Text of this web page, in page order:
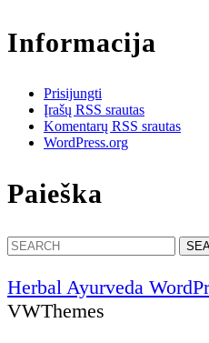
Informacija
Prisijungti
Įrašų RSS srautas
Komentarų RSS srautas
WordPress.org
Paieška
Search
for:
Herbal Ayurveda
VWThemes